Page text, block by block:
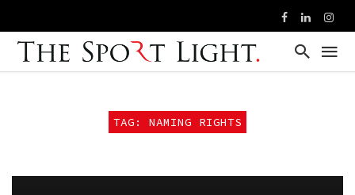
TAG: NAMING RIGHTS